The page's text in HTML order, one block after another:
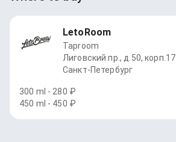
LetoRoom
Taproom
Лиговский пр., д.50, корп.17
Санкт-Петербург
300 ml - 280 ₽
450 ml - 450 ₽